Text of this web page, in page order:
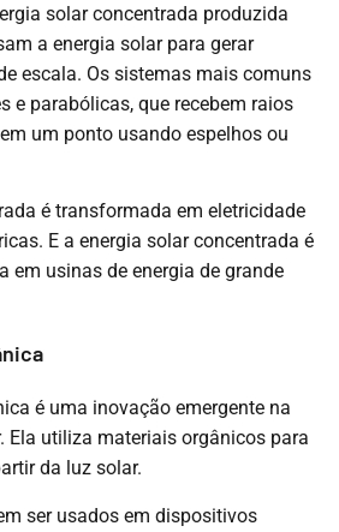
solar concentrada produzida
a energia solar para gerar
escala. Os sistemas mais comuns
e parabólicas, que recebem raios
um ponto usando espelhos ou
é transformada em eletricidade
E a energia solar concentrada é
em usinas de energia de grande
é uma inovação emergente na
Ela utiliza materiais orgânicos para
da luz solar.
ser usados em dispositivos